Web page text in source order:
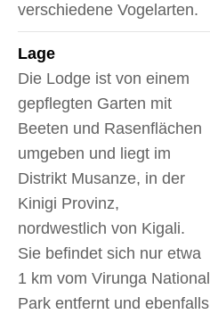
verschiedene Vogelarten.
Lage
Die Lodge ist von einem
gepflegten Garten mit
Beeten und Rasenflächen
umgeben und liegt im
Distrikt Musanze, in der
Kinigi Provinz,
nordwestlich von Kigali.
Sie befindet sich nur etwa
1 km vom Virunga National
Park entfernt und ebenfalls